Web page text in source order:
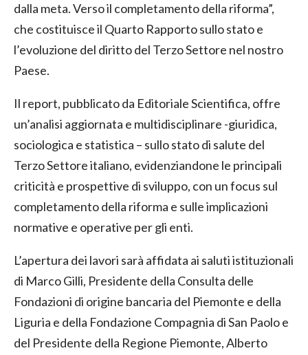
dalla meta. Verso il completamento della riforma”,
che costituisce il Quarto Rapporto sullo stato e
l’evoluzione del diritto del Terzo Settore nel nostro
Paese.
Il report, pubblicato da Editoriale Scientifica, offre
un’analisi aggiornata e multidisciplinare -giuridica,
sociologica e statistica – sullo stato di salute del
Terzo Settore italiano, evidenziandone le principali
criticità e prospettive di sviluppo, con un focus sul
completamento della riforma e sulle implicazioni
normative e operative per gli enti.
L’apertura dei lavori sarà affidata ai saluti istituzionali
di Marco Gilli, Presidente della Consulta delle
Fondazioni di origine bancaria del Piemonte e della
Liguria e della Fondazione Compagnia di San Paolo e
del Presidente della Regione Piemonte, Alberto